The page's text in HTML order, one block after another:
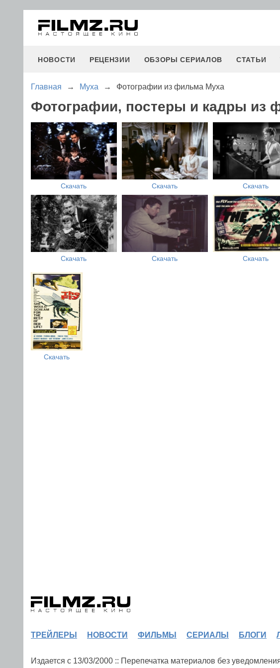
НОВОСТИ РЕЦЕНЗИИ ОБЗОРЫ СЕРИАЛОВ СТАТЬИ
Главная → Муха → Фотографии из фильма Муха
Фотографии, постеры и кадры из
Скачать Скачать Скачать
Скачать Скачать Скачать
Скачать
ТРЕЙЛЕРЫ НОВОСТИ ФИЛЬМЫ СЕРИАЛЫ БЛОГИ
Издается с 13/03/2000 :: Перепечатка материалов без